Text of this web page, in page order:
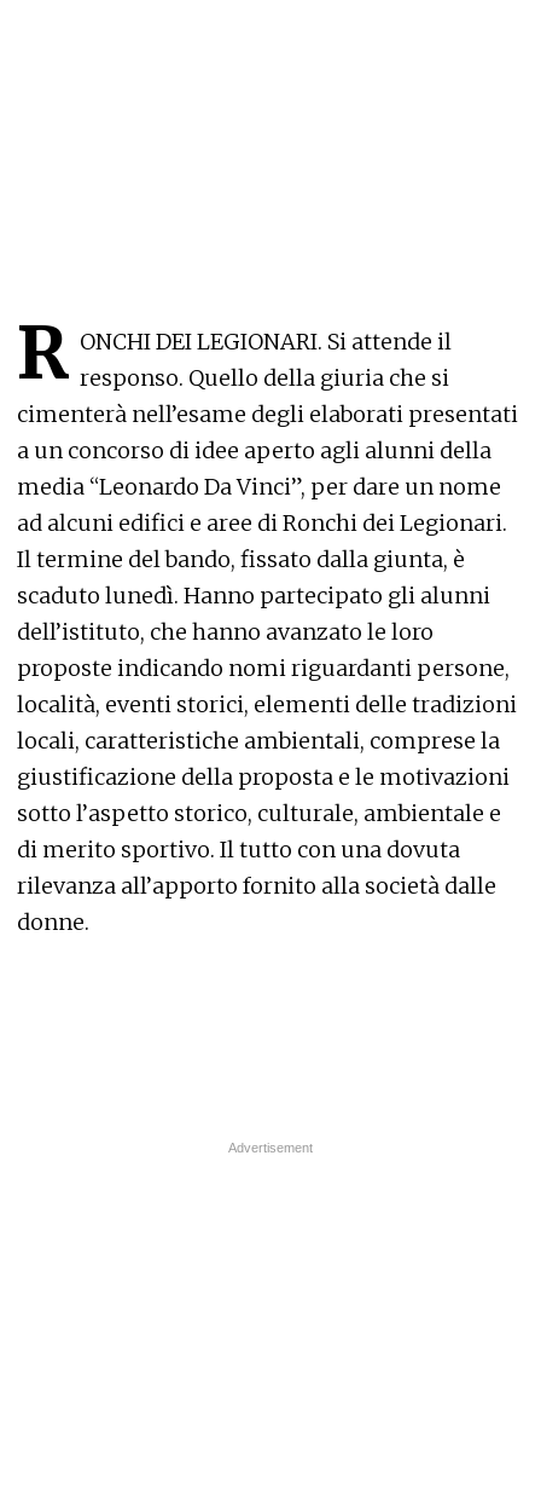
R ONCHI DEI LEGIONARI. Si attende il
responso. Quello della giuria che si
cimenterà nell’esame degli elaborati presentati
a un concorso di idee aperto agli alunni della
media “Leonardo Da Vinci”, per dare un nome
ad alcuni edifici e aree di Ronchi dei Legionari.
Il termine del bando, fissato dalla giunta, è
scaduto lunedì. Hanno partecipato gli alunni
dell’istituto, che hanno avanzato le loro
proposte indicando nomi riguardanti persone,
località, eventi storici, elementi delle tradizioni
locali, caratteristiche ambientali, comprese la
giustificazione della proposta e le motivazioni
sotto l’aspetto storico, culturale, ambientale e
di merito sportivo. Il tutto con una dovuta
rilevanza all’apporto fornito alla società dalle
donne.